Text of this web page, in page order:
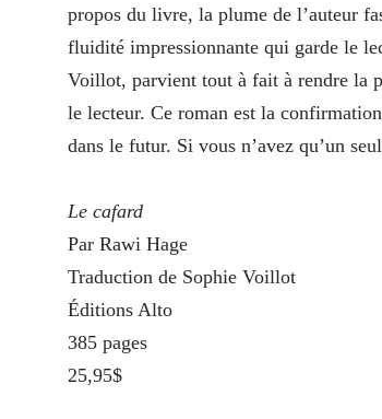
propos du livre, la plume de l’auteur
fluidité impressionnante qui garde le
Voillot, parvient tout à fait à rendre la
le lecteur. Ce roman est la
dans le futur. Si vous n’avez qu’un
Le cafard
Par Rawi Hage
Traduction de Sophie Voillot
Éditions Alto
385 pages
25,95$